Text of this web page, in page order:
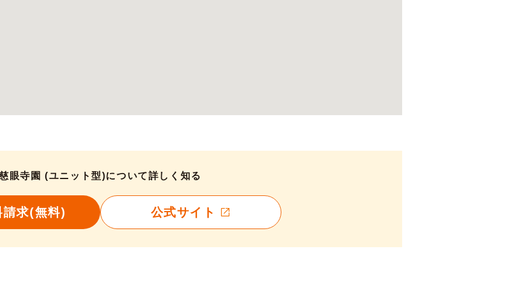
眼寺園 (ユニット型)について詳しく知る
請求(無料) 公式サイト